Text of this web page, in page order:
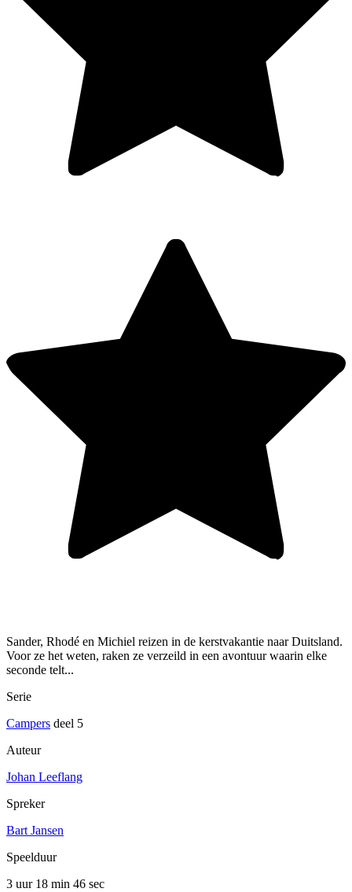
Sander, Rhodé en Michiel reizen in de kerstvakantie naar Duitsland.
Voor ze het weten, raken ze verzeild in een avontuur waarin elke
seconde telt...
Serie
Campers deel 5
Auteur
Johan Leeflang
Spreker
Bart Jansen
Speelduur
3 uur 18 min 46 sec